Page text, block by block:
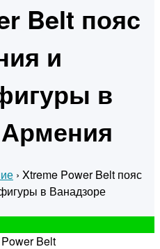
Belt пояс
и
в
› Xtreme Power Belt пояс
в Ванадзоре